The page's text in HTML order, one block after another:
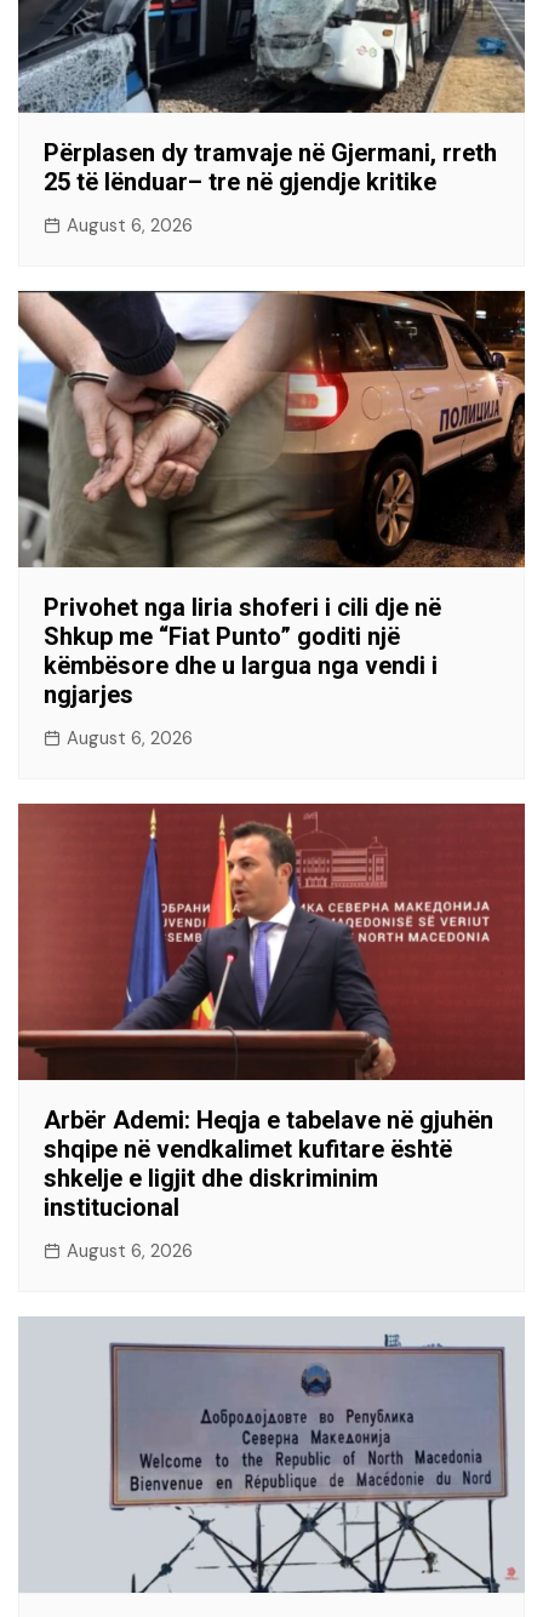
Përplasen dy tramvaje në Gjermani, rreth
25 të lënduar– tre në gjendje kritike
August 6, 2026
Privohet nga liria shoferi i cili dje në
Shkup me “Fiat Punto” goditi një
këmbësore dhe u largua nga vendi i
ngjarjes
August 6, 2026
Arbër Ademi: Heqja e tabelave në gjuhën
shqipe në vendkalimet kufitare është
shkelje e ligjit dhe diskriminim
institucional
August 6, 2026